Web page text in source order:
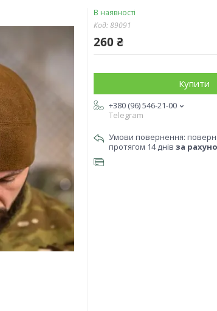
В наявності
Код:89091
260 ₴
Купити
+380 (96) 546-21-00
Telegram
протягом 14 днів за